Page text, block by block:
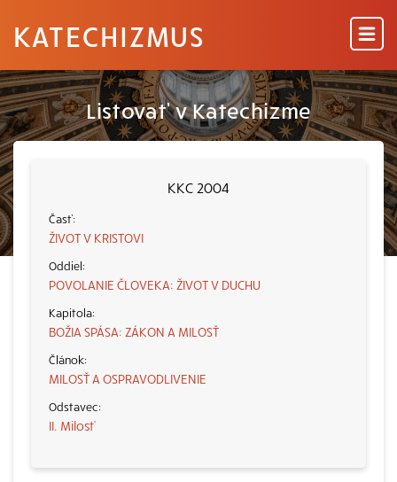
KATECHIZMUS
Listovať v Katechizme
KKC 2004
ŽIVOT V KRISTOVI
POVOLANIE ČLOVEKA: ŽIVOT V DUCHU
BOŽIA SPÁSA: ZÁKON A MILOSŤ
MILOSŤ A OSPRAVODLIVENIE
II. Milosť